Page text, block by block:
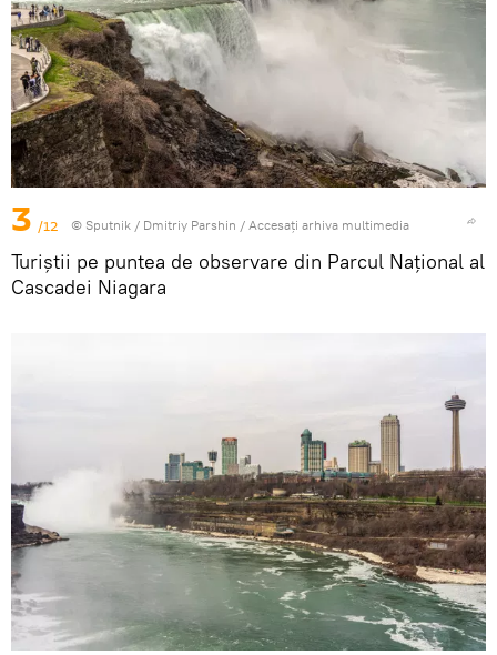
3 /12 © Sputnik / Dmitriy Parshin / Accesați arhiva multimedia
Turiștii pe puntea de observare din Parcul Național al
Cascadei Niagara